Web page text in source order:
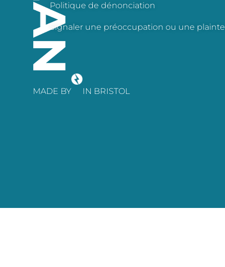
Politique de dénonciation
Signaler une préoccupation ou une plainte
MADE BY
IN BRISTOL